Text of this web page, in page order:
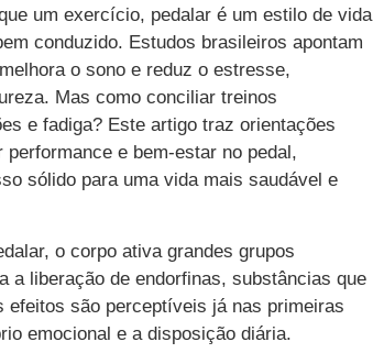
um exercício, pedalar é um estilo de vida
conduzido. Estudos brasileiros apontam
o sono e reduz o estresse,
Mas como conciliar treinos
e fadiga? Este artigo traz orientações
e bem-estar no pedal,
sólido para uma vida mais saudável e
o corpo ativa grandes grupos
a liberação de endorfinas, substâncias que
são perceptíveis já nas primeiras
emocional e a disposição diária.